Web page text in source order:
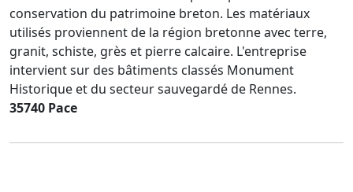
conservation du patrimoine breton. Les matériaux
utilisés proviennent de la région bretonne avec terre,
granit, schiste, grès et pierre calcaire. L'entreprise
intervient sur des bâtiments classés Monument
Historique et du secteur sauvegardé de Rennes.
35740 Pace